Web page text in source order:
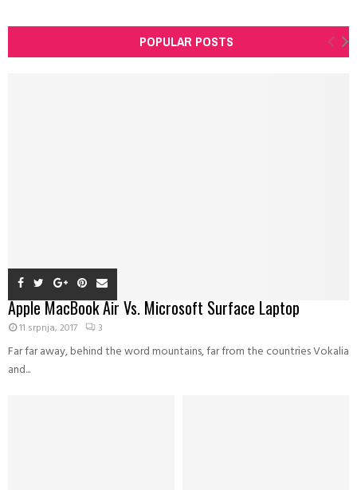
POPULAR POSTS
Apple MacBook Air Vs. Microsoft Surface Laptop
11 srpnja, 2017 3
Far far away, behind the word mountains, far from the countries Vokalia
and...